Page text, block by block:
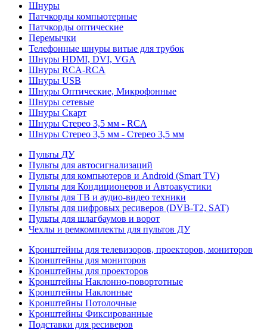
Шнуры
Патчкорды компьютерные
Патчкорды оптические
Перемычки
Телефонные шнуры витые для трубок
Шнуры HDMI, DVI, VGA
Шнуры RCA-RCA
Шнуры USB
Шнуры Оптические, Микрофонные
Шнуры сетевые
Шнуры Скарт
Шнуры Стерео 3,5 мм - RCA
Шнуры Стерео 3,5 мм - Стерео 3,5 мм
Пульты ДУ
Пульты для автосигнализаций
Пульты для компьютеров и Android (Smart TV)
Пульты для Кондиционеров и Автоакустики
Пульты для ТВ и аудио-видео техники
Пульты для цифровых ресиверов (DVB-T2, SAT)
Пульты для шлагбаумов и ворот
Чехлы и ремкомплекты для пультов ДУ
Кронштейны для телевизоров, проекторов, мониторов
Кронштейны для мониторов
Кронштейны для проекторов
Кронштейны Наклонно-повортотные
Кронштейны Наклонные
Кронштейны Потолочные
Кронштейны Фиксированные
Подставки для ресиверов